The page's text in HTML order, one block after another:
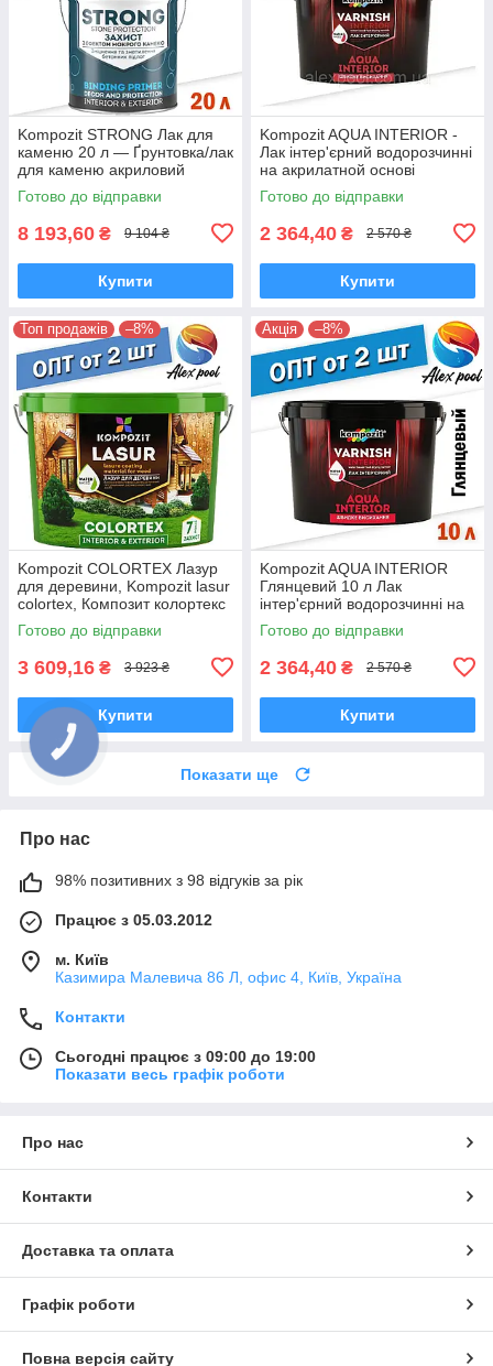
Kompozit STRONG Лак для
каменю 20 л — Ґрунтовка/лак
для каменю акриловий
Готово до відправки
8 193,60 ₴ 9 104 ₴
Купити
Kompozit AQUA INTERIOR -
Лак інтер'єрний водорозчинні
на акрилатной основі
Готово до відправки
2 364,40 ₴ 2 570 ₴
Купити
Топ продажів –8%
Kompozit COLORTEX Лазур
для деревини, Kompozit lasur
colortex, Композит колортекс
Готово до відправки
3 609,16 ₴ 3 923 ₴
Купити
Акція –8%
Kompozit AQUA INTERIOR
Глянцевий 10 л Лак
інтер'єрний водорозчинні на
акрилатной основі
Готово до відправки
2 364,40 ₴ 2 570 ₴
Купити
Показати ще
Про нас
98% позитивних з 98 відгуків за рік
Працює з 05.03.2012
м. Київ
Казимира Малевича 86 Л, офис 4, Київ, Україна
Контакти
Сьогодні працює з 09:00 до 19:00
Показати весь графік роботи
Про нас
Контакти
Доставка та оплата
Графік роботи
Повна версія сайту